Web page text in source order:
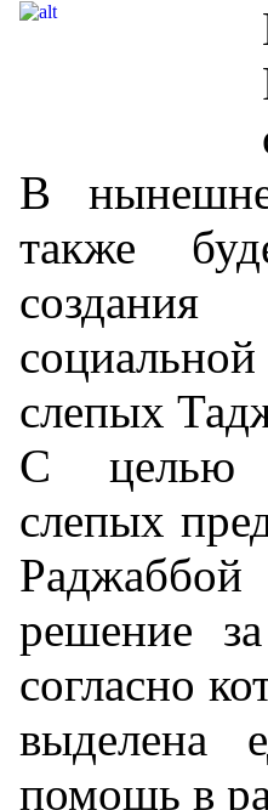
В
также
слепых
С целью
слепых
решение
согласно
выделена
помощь в